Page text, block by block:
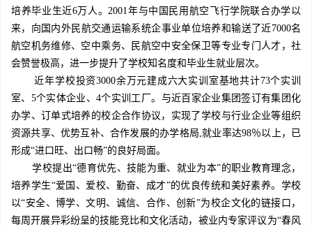
培养毕业生近6万人。2001年与中国民用航空飞行学院联合办学以
来，向国内外民航交通运输系统企事业单位培养和输送了近7000名
航空机务维修、空中乘务、民航空中安全保卫等专业专门人才，社
会赞誉极高，进一步提升了学校知名度和毕业生就业层次。
近年学校投资3000余万元建成六大实训室基地共计73个实训
室、5个实体企业、4个实训工厂。与近百家企业集团签订有集团化
办学、订单式培养的校企合作协议，实现了学校与行业企业等组织
资源共享、优势互补、合作发展的办学格局,就业率达98％以上，已
形成“进口旺、出口畅”的良好局面。
学校提出“德育优先、技能为重、就业为本”的职业教育理念，
培养学生“爱国、爱校、勤奋、成才”的优良传统和美好素养。学校
以“安全、博学、文明、诚信、合作、创新”为校企文化的链接口，
每周开展异彩纷呈的技能竞比和文化活动，被业内专家评议为“春风